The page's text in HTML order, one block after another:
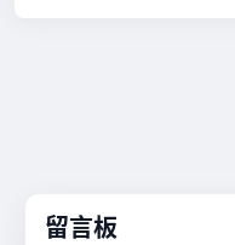
留言板